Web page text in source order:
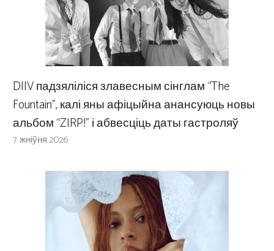
DIIV падзяліліся злавесным сінглам “The
Fountain”, калі яны афіцыйна анансуюць новы
альбом “ZIRP!” і абвесціць даты гастроляў
7 жніўня 2026